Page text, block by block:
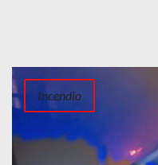
Incendio